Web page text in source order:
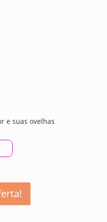
e suas ovelhas